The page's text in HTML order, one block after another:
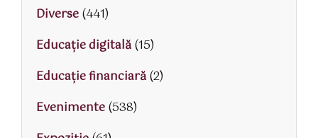
Diverse(441)
Educaţie digitală(15)
Educaţie financiară(2)
Evenimente(538)